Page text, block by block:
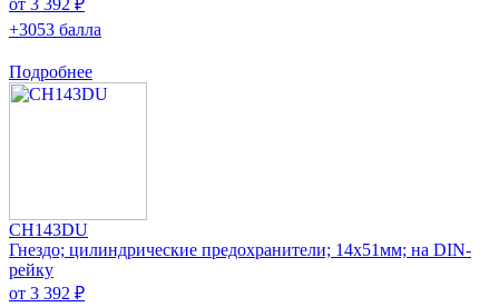
+3053 балла
Подробнее
CH143DU
Гнездо; цилиндрические предохранители; 14x51мм; на DIN-
рейку
от 3 392 ₽